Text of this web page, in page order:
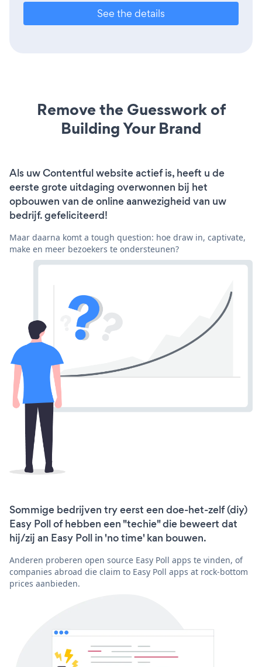
See the details
Remove the Guesswork of
Building Your Brand
Als uw Contentful website actief is, heeft u de
eerste grote uitdaging overwonnen bij het
opbouwen van de online aanwezigheid van uw
bedrijf. gefeliciteerd!
Maar daarna komt a tough question: hoe draw in, captivate,
make en meer bezoekers te ondersteunen?
Sommige bedrijven try eerst een doe-het-zelf (diy)
Easy Poll of hebben een "techie" die beweert dat
hij/zij an Easy Poll in 'no time' kan bouwen.
Anderen proberen open source Easy Poll apps te vinden, of
companies abroad die claim to Easy Poll apps at rock-bottom
prices aanbieden.